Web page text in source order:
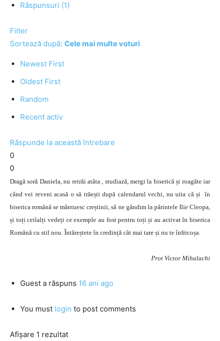
Răspunsuri (1)
Filter
Sortează după: Cele mai multe voturi
Newest First
Oldest First
Random
Recent activ
Răspunde la această întrebare
0
0
Dragă soră Daniela, nu retrăi atâta , studiază, mergi la biserică și roagăte iar
când vei reveni acasă o să trăești după calendarul vechi, nu uita că și în
biserica română se mântuesc creștinii, să ne gândim la părintele Ilie Cleopa,
și toți ceilalți vedeți ce exemple au fost pentru toți și au activat în biserica
Română cu stil nou. Întăreștete în credință cât mai tare și nu te înfricoșa.
Prot Victor Mihalachi
Guest a răspuns 16 ani ago
You must login to post comments
Afișare 1 rezultat